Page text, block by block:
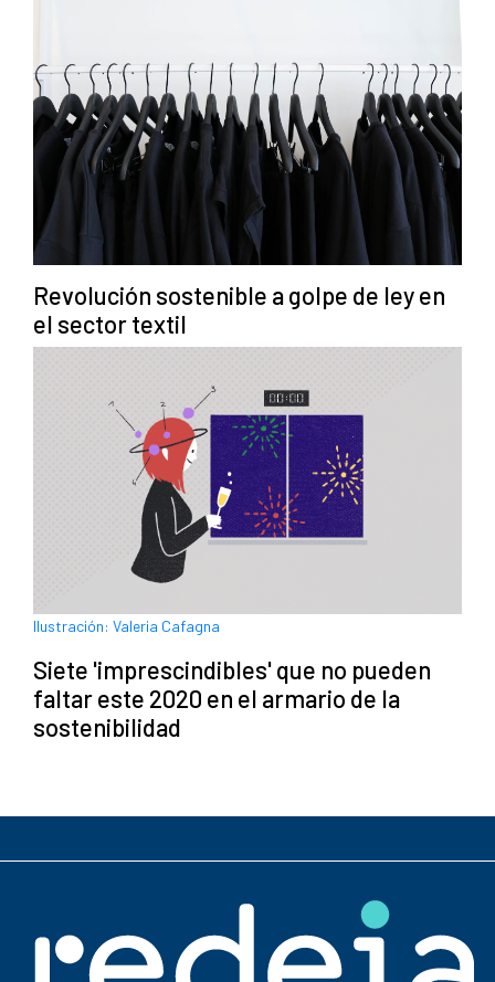
Revolución sostenible a golpe de ley en
el sector textil
Ilustración: Valeria Cafagna
Siete 'imprescindibles' que no pueden
faltar este 2020 en el armario de la
sostenibilidad